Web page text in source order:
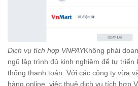
Dịch vụ tích hợp VNPAYKhông phải
ngũ lập trình đủ kinh nghiệm để tự triển
thống thanh toán. Với các công ty vừa
hàng online, việc thuê dịch vụ tích hợp